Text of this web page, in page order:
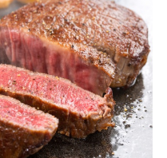
กิ” ที่จัดแสดงทรัพย์สินทาง
มากโดยเน้นข้าวของ
ะสุกิก็เป็นจุดที่คนรัก
าดมาชม ทั้งยังมีหมวก
ตัวอักษรคำว่า “ไอ (รัก)”
ธการและวิทยาการนาม